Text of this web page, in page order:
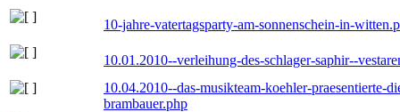
10-jahre-vatertagsparty-am-sonnenschein-in-
10.01.2010--verleihung-des-schlager-saphir--
10.04.2010--das-musikteam-koehler-praesentierte-
brambauer.php